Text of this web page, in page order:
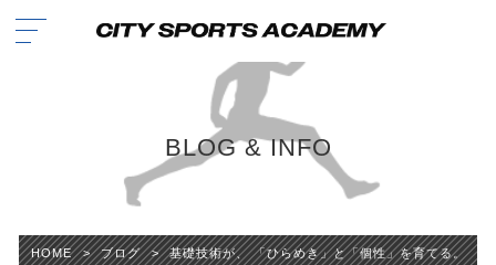
BLOG & INFO
HOME > ブログ > 基礎技術が、 「ひらめき」と「個性」を育てる。